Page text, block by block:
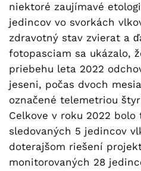
niektoré zaujímavé
jedincov vo svorkách
zdravotný stav zvierat a
fotopasciam sa ukázalo,
priebehu leta 2022
jeseni, počas dvoch
označené telemetriou
Celkove v roku 2022
sledovaných 5 jedincov
doterajšom riešení
monitorovaných 28